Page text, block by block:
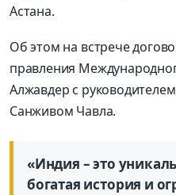
Астана.
Об этом на встрече
правления
Алжавдер с
Санживом Чавла.
«Индия – это
богатая история и